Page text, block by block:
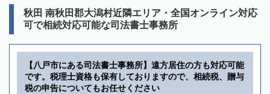
秋田 南秋田郡大潟村近隣エリア・全国オンライン対応
可で相続対応可能な司法書士事務所
【八戸市にある司法書士事務所】遠方居住の方も対応可能
です。税理士資格も保有しておりますので、相続税、贈与
税の申告についてもお任せください